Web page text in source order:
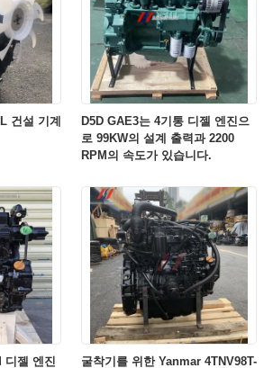
건설 기계
D5D GAE3는 4기통 디젤 엔진으
로 99KW의 설계 출력과 2200
RPM의 속도가 있습니다.
디젤 엔진
굴착기를 위한 Yanmar 4TNV98T-